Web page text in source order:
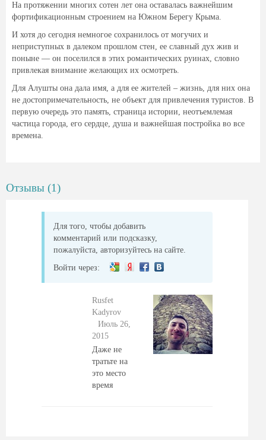
На протяжении многих сотен лет она оставалась важнейшим
фортификационным строением на Южном Берегу Крыма.
И хотя до сегодня немногое сохранилось от могучих и
неприступных в далеком прошлом стен, ее славный дух жив и
поныне — он поселился в этих романтических руинах, словно
привлекая внимание желающих их осмотреть.
Для Алушты она дала имя, а для ее жителей – жизнь, для них она
не достопримечательность, не объект для привлечения туристов. В
первую очередь это память, страница истории, неотъемлемая
частица города, его сердце, душа и важнейшая постройка во все
времена.
Отзывы (1)
Для того, чтобы добавить
комментарий или подсказку,
пожалуйста, авторизуйтесь на сайте.
Войти через:
Rusfet
Kadyrov
Июль 26,
2015
Даже не
тратьте на
это место
время